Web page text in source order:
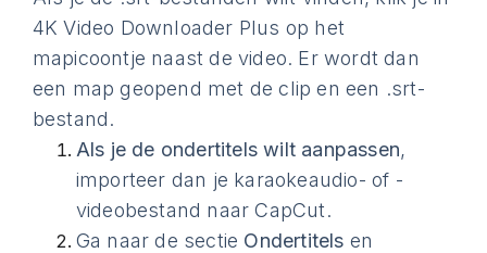
4K Video Downloader Plus op het
mapicoontje naast de video. Er wordt dan
een map geopend met de clip en een .srt-
bestand.
Als je de ondertitels wilt aanpassen,
importeer dan je karaokeaudio- of -
videobestand naar CapCut.
Ga naar de sectie Ondertitels en